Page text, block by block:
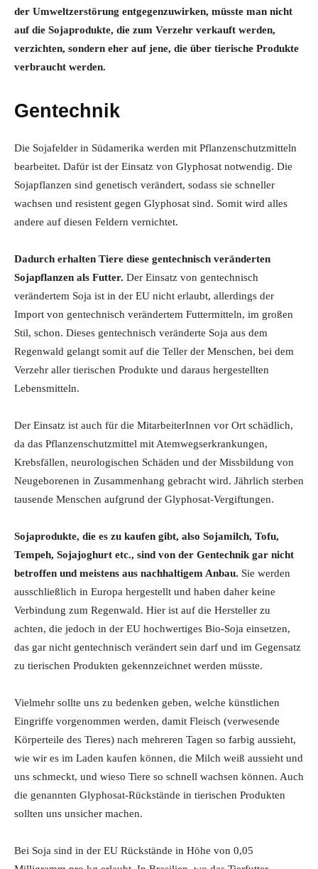
der Umweltzerstörung entgegenzuwirken, müsste man nicht
auf die Sojaprodukte, die zum Verzehr verkauft werden,
verzichten, sondern eher auf jene, die über tierische Produkte
verbraucht werden.
Gentechnik
Die Sojafelder in Südamerika werden mit Pflanzenschutzmitteln
bearbeitet. Dafür ist der Einsatz von Glyphosat notwendig. Die
Sojapflanzen sind genetisch verändert, sodass sie schneller
wachsen und resistent gegen Glyphosat sind. Somit wird alles
andere auf diesen Feldern vernichtet.
Dadurch erhalten Tiere diese gentechnisch veränderten
Sojapflanzen als Futter. Der Einsatz von gentechnisch
verändertem Soja ist in der EU nicht erlaubt, allerdings der
Import von gentechnisch verändertem Futtermitteln, im großen
Stil, schon. Dieses gentechnisch veränderte Soja aus dem
Regenwald gelangt somit auf die Teller der Menschen, bei dem
Verzehr aller tierischen Produkte und daraus hergestellten
Lebensmitteln.
Der Einsatz ist auch für die MitarbeiterInnen vor Ort schädlich,
da das Pflanzenschutzmittel mit Atemwegserkrankungen,
Krebsfällen, neurologischen Schäden und der Missbildung von
Neugeborenen in Zusammenhang gebracht wird. Jährlich sterben
tausende Menschen aufgrund der Glyphosat-Vergiftungen.
Sojaprodukte, die es zu kaufen gibt, also Sojamilch, Tofu,
Tempeh, Sojajoghurt etc., sind von der Gentechnik gar nicht
betroffen und meistens aus nachhaltigem Anbau. Sie werden
ausschließlich in Europa hergestellt und haben daher keine
Verbindung zum Regenwald. Hier ist auf die Hersteller zu
achten, die jedoch in der EU hochwertiges Bio-Soja einsetzen,
das gar nicht gentechnisch verändert sein darf und im Gegensatz
zu tierischen Produkten gekennzeichnet werden müsste.
Vielmehr sollte uns zu bedenken geben, welche künstlichen
Eingriffe vorgenommen werden, damit Fleisch (verwesende
Körperteile des Tieres) nach mehreren Tagen so farbig aussieht,
wie wir es im Laden kaufen können, die Milch weiß aussieht und
uns schmeckt, und wieso Tiere so schnell wachsen können. Auch
die genannten Glyphosat-Rückstände in tierischen Produkten
sollten uns unsicher machen.
Bei Soja sind in der EU Rückstände in Höhe von 0,05